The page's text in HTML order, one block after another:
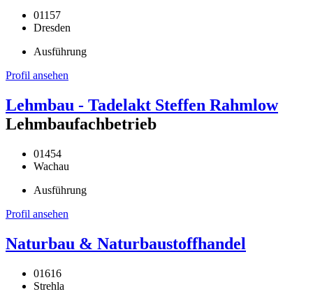
01157
Dresden
Ausführung
Profil ansehen
Lehmbau - Tadelakt Steffen Rahmlow
Lehmbaufachbetrieb
01454
Wachau
Ausführung
Profil ansehen
Naturbau & Naturbaustoffhandel
01616
Strehla